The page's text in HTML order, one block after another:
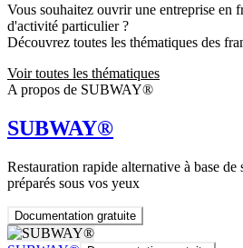
Vous souhaitez ouvrir une entreprise en
d'activité particulier ?
Découvrez toutes les thématiques des
Voir toutes les thématiques
A propos de SUBWAY®
SUBWAY®
Restauration rapide alternative à base de
préparés sous vos yeux
Documentation gratuite